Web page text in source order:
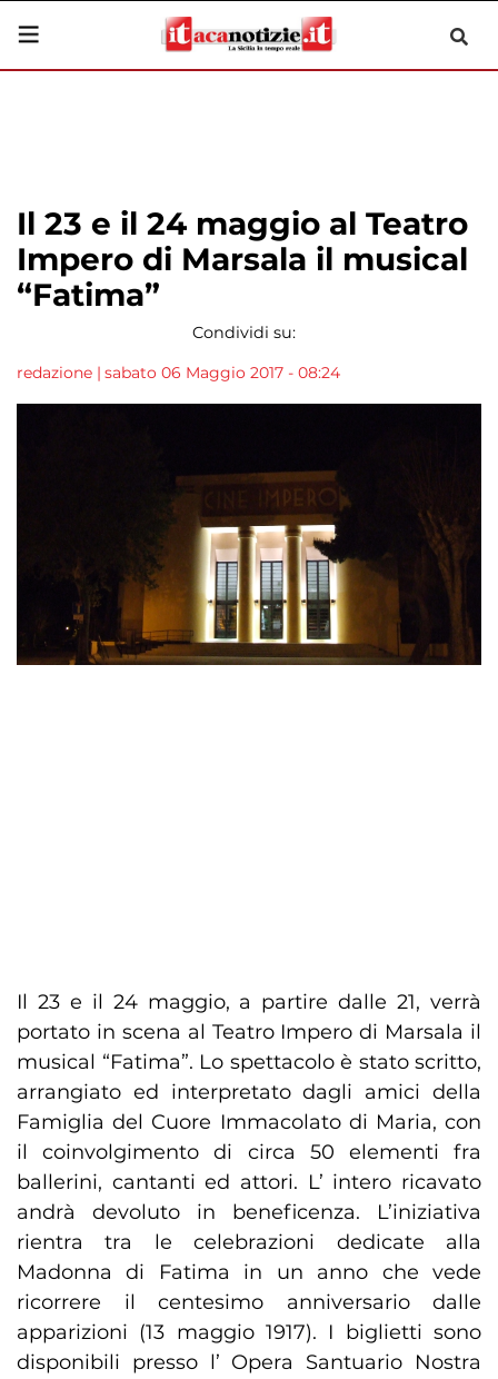
Il 23 e il 24 maggio al Teatro
Impero di Marsala il musical
“Fatima”
Condividi su:
redazione | sabato 06 Maggio 2017 - 08:24
Il 23 e il 24 maggio, a partire dalle 21, verrà
portato in scena al Teatro Impero di Marsala il
musical “Fatima”. Lo spettacolo è stato scritto,
arrangiato ed interpretato dagli amici della
Famiglia del Cuore Immacolato di Maria, con
il coinvolgimento di circa 50 elementi fra
ballerini, cantanti ed attori. L’ intero ricavato
andrà devoluto in beneficenza. L’iniziativa
rientra tra le celebrazioni dedicate alla
Madonna di Fatima in un anno che vede
ricorrere il centesimo anniversario dalle
apparizioni (13 maggio 1917). I biglietti sono
disponibili presso l’ Opera Santuario Nostra